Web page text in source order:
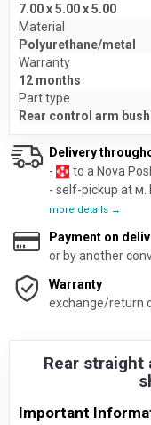
7.00 x 5.00 x 5.00
Material
Polyurethane/metal
Warranty
12 months
Part type
Rear control arm
Delivery
-
to a Nova
- self-pickup at м.
more details →
Payment on
or by another
Warranty
exchange/return
Rear straight
Important